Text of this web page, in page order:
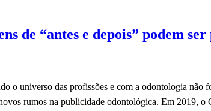
de “antes e depois” podem
o universo das profissões e com a odontologia não
rumos na publicidade odontológica. Em 2019,